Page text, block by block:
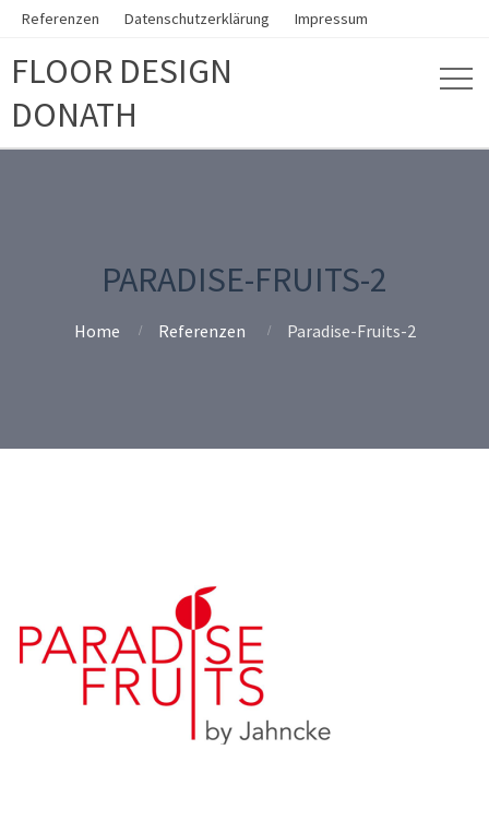
Referenzen Datenschutzerklärung Impressum
FLOOR DESIGN
DONATH
PARADISE-FRUITS-2
Home Referenzen Paradise-Fruits-2